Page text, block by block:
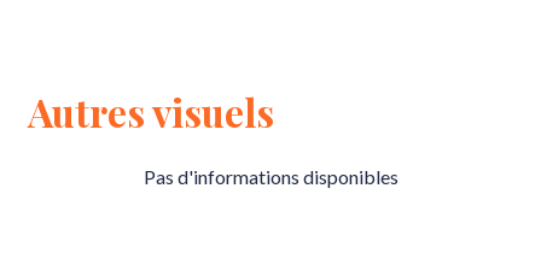
Autres visuels
Pas d'informations disponibles